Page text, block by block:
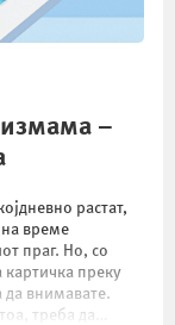
измама –
растат,
на време
праг. Но, со
преку
да внимавате.
треба да